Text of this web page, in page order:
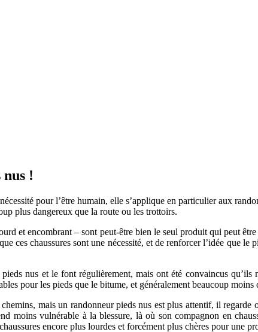
!
pour l’être humain, elle s’applique en particulier aux
plus dangereux que la route ou les trottoirs.
et encombrant – sont peut-être bien le seul produit qui peut
ces chaussures sont une nécessité, et de renforcer l’idée que
nus et le font régulièrement, mais ont été convaincus
pour les pieds que le bitume, et généralement beaucoup
mais un randonneur pieds nus est plus attentif, il
moins vulnérable à la blessure, là où son compagnon en
encore plus lourdes et forcément plus chères pour une